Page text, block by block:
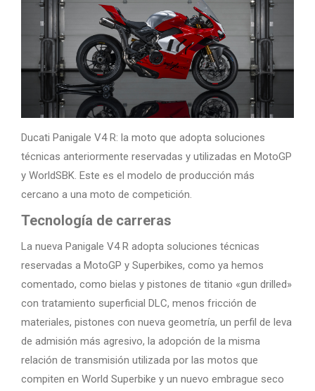
Ducati Panigale V4 R: la moto que adopta soluciones
técnicas anteriormente reservadas y utilizadas en MotoGP
y WorldSBK. Este es el modelo de producción más
cercano a una moto de competición.
Tecnología de carreras
La nueva Panigale V4 R adopta soluciones técnicas
reservadas a MotoGP y Superbikes, como ya hemos
comentado, como bielas y pistones de titanio «gun drilled»
con tratamiento superficial DLC, menos fricción de
materiales, pistones con nueva geometría, un perfil de leva
de admisión más agresivo, la adopción de la misma
relación de transmisión utilizada por las motos que
compiten en World Superbike y un nuevo embrague seco